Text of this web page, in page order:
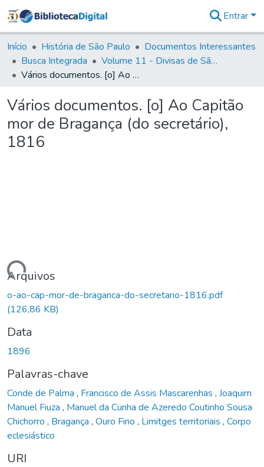
&
Coleções
Tudo na
Biblioteca
Estatísticas
Entrar
Início História de São Paulo
Documentos Interessantes
Busca Integrada
Volume 11 - Divisas de São Paulo e Minas Gerais
Vários documentos. [o] Ao Capitão mor de Bragança (do secretário), 1816
Vários documentos. [o] Ao Capitão
mor de Bragança (do secretário),
1816
Arquivos
o-ao-cap-mor-de-braganca-do-secretario-1816.pdf
(126,86 KB)
Data
1896
Palavras-chave
Conde de Palma , Francisco de Assis Mascarenhas , Joaquim
Manuel Fiuza , Manuel da Cunha de Azeredo Coutinho Sousa
Chichorro , Bragança , Ouro Fino , Limitges territoriais , Corpo
eclesiástico
URI